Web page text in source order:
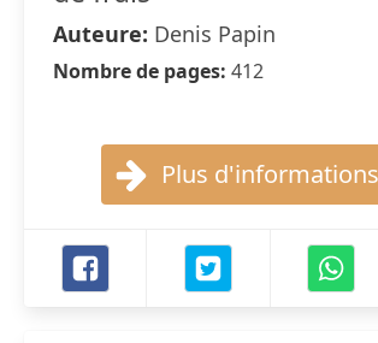
Auteure: Denis Papin
Nombre de pages: 412
Plus d'informations